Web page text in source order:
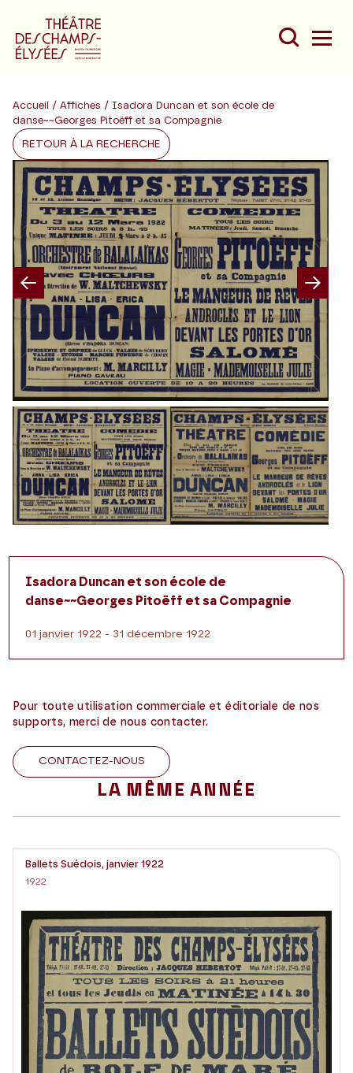
Du
Au
Accueil / Affiches / Isadora Duncan et son école de
danse~~Georges Pitoëff et sa Compagnie
RETOUR À LA RECHERCHE
Previous
Isadora Duncan et son école de
danse~~Georges Pitoëff et sa Compagnie
01 janvier 1922 - 31 décembre 1922
Pour toute utilisation commerciale et éditoriale de nos
supports, merci de nous contacter.
CONTACTEZ-NOUS
LA MÊME ANNÉE
Ballets Suédois, janvier 1922
1922